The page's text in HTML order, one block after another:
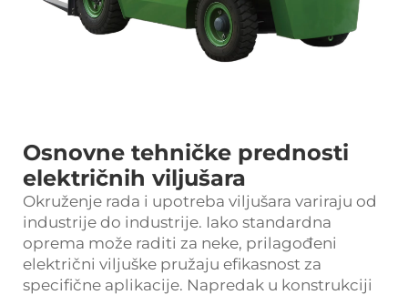
Osnovne tehničke prednosti
električnih viljušara
Okruženje rada i upotreba viljušara variraju od
industrije do industrije. Iako standardna
oprema može raditi za neke, prilagođeni
električni viljuške pružaju efikasnost za
specifične aplikacije. Napredak u konstrukciji